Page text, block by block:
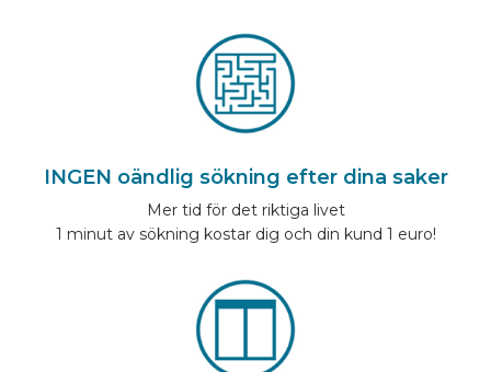
INGEN oändlig sökning efter dina saker
Mer tid för det riktiga livet
1 minut av sökning kostar dig och din kund 1 euro!